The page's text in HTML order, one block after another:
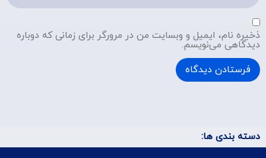
ذخیره نام، ایمیل و وبسایت من در مرورگر برای زمانی که دوباره
دیدگاهی می‌نویسم.
دسته بندی ها: